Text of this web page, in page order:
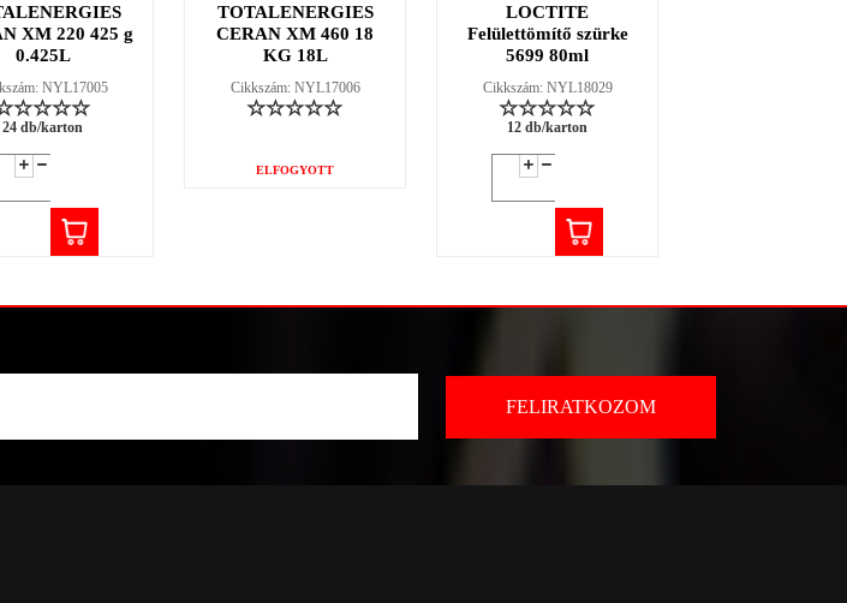
XM 220 425 g
0.425L
NYL17005
24 db/karton
TOTALENERGIES
CERAN XM 460 18
KG 18L
Cikkszám: NYL17006
ELFOGYOTT
LOCTITE
Felülettömítő szürke
5699 80ml
Cikkszám: NYL18029
12 db/karton